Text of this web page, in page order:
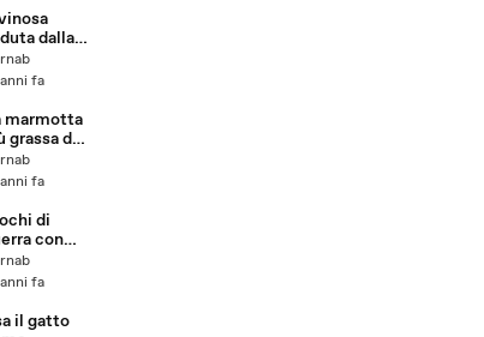
dalla
fa
marmotta
grassa del
fa
di
con
di
fa
il gatto